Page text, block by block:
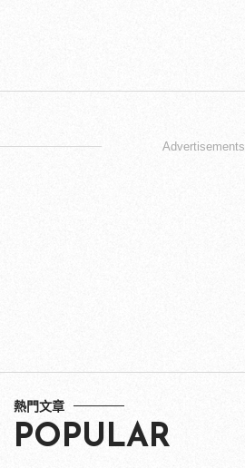
Advertisements
熱門文章
POPULAR